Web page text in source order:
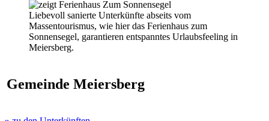
Liebevoll sanierte Unterkünfte abseits vom
Massentourismus, wie hier das Ferienhaus zum
Sonnensegel, garantieren entspanntes Urlaubsfeeling in
Meiersberg.
Gemeinde Meiersberg